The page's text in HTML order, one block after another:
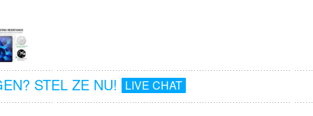
STEL ZE NU! LIVE CHAT